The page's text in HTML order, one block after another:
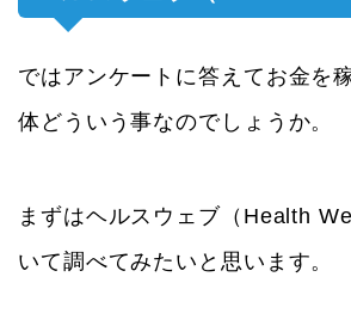
ではアンケートに答えてお金を
体どういう事なのでしょうか。
まずはヘルスウェブ（Health
いて調べてみたいと思います。